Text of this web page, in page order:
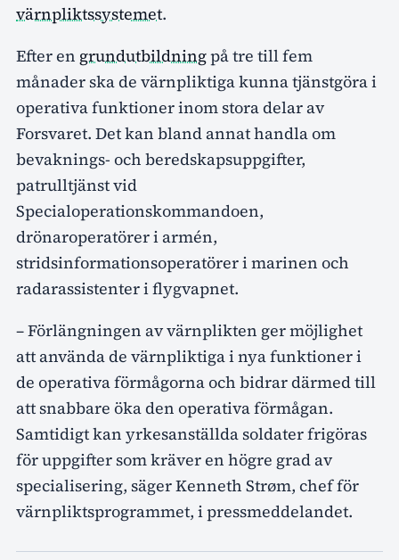
värnpliktssystemet.
Efter en grundutbildningpå tre till fem
månader ska de värnpliktiga kunna tjänstgöra i
operativa funktioner inom stora delar av
Forsvaret. Det kan bland annat handla om
bevaknings- och beredskapsuppgifter,
patrulltjänst vid
Specialoperationskommandoen,
drönaroperatörer i armén,
stridsinformationsoperatörer i marinen och
radarassistenter i flygvapnet.
– Förlängningen av värnplikten ger möjlighet
att använda de värnpliktiga i nya funktioner i
de operativa förmågorna och bidrar därmed till
att snabbare öka den operativa förmågan.
Samtidigt kan yrkesanställda soldater frigöras
för uppgifter som kräver en högre grad av
specialisering, säger Kenneth Strøm, chef för
värnpliktsprogrammet, i pressmeddelandet.